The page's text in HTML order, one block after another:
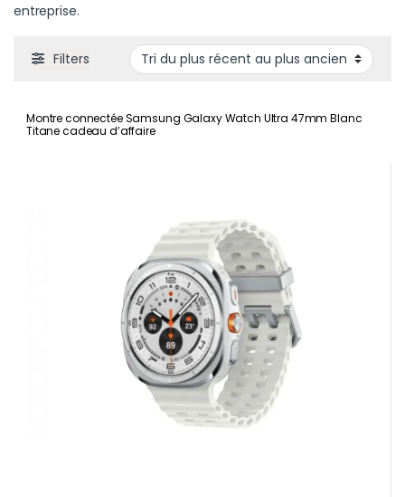
entreprise.
Filters
Montre connectée Samsung Galaxy Watch Ultra 47mm Blanc
Titane cadeau d’affaire